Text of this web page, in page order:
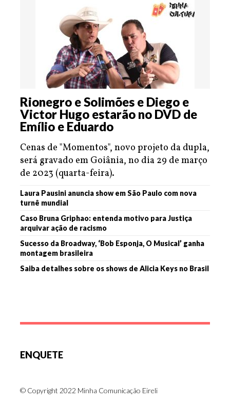
Rionegro e Solimões e Diego e
Victor Hugo estarão no DVD de
Emílio e Eduardo
Cenas de "Momentos", novo projeto da dupla,
será gravado em Goiânia, no dia 29 de março
de 2023 (quarta-feira).
Laura Pausini anuncia show em São Paulo com nova
turnê mundial
Caso Bruna Griphao: entenda motivo para Justiça
arquivar ação de racismo
Sucesso da Broadway, ‘Bob Esponja, O Musical’ ganha
montagem brasileira
Saiba detalhes sobre os shows de Alicia Keys no Brasil
ENQUETE
© Copyright 2022 Minha Comunicação Eireli